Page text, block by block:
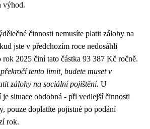
výhod.
činnosti nemusíte platit zálohy na
jste v předchozím roce nedosáhli
rok 2025 činí tato částka 93 387 Kč ročně.
tento limit, budete muset v
zálohy na sociální pojištění. U
situace obdobná - při vedlejší činnosti
pouze doplatíte pojistné po podání
rok.